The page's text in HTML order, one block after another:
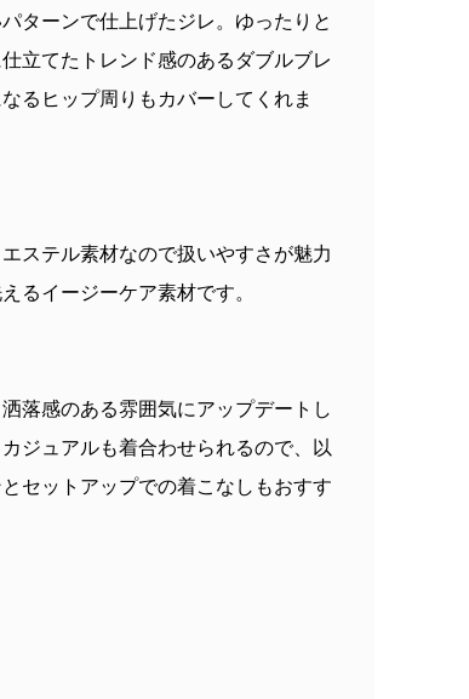
ターンで仕上げたジレ。ゆったりと
立てたトレンド感のあるダブルブレ
るヒップ周りもカバーしてくれま
ステル素材なので扱いやすさが魅力
るイージーケア素材です。
落感のある雰囲気にアップデートし
ジュアルも着合わせられるので、以
セットアップでの着こなしもおすす